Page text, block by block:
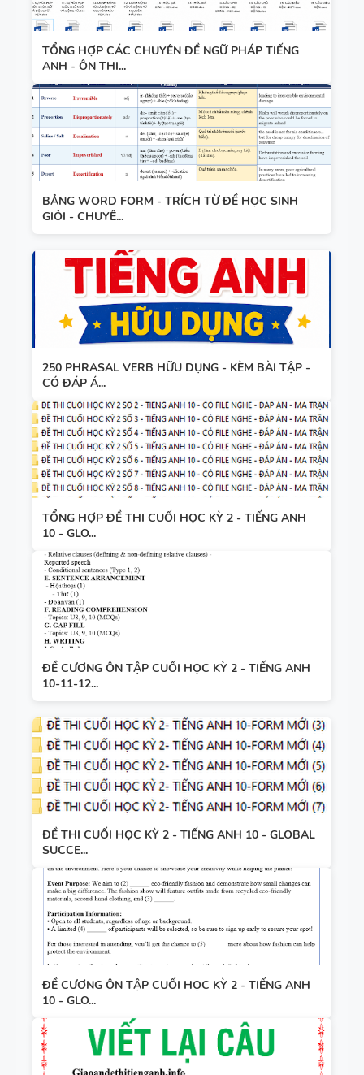
HỌC KỲ 1 -
CÓ ĐÁP ÁN
TỔNG HỢP CÁC CHUYÊN ĐỀ NGỮ PHÁP TIẾNG
ANH - ÔN THI...
BẢNG WORD FORM - TRÍCH TỪ ĐỀ HỌC SINH
GIỎI - CHUYÊ...
250 PHRASAL VERB HỮU DỤNG - KÈM BÀI TẬP -
CÓ ĐÁP Á...
TỔNG HỢP ĐỀ THI CUỐI HỌC KỲ 2 - TIẾNG ANH
10 - GLO...
ĐỀ CƯƠNG ÔN TẬP CUỐI HỌC KỲ 2 - TIẾNG ANH
10-11-12...
ĐỀ THI CUỐI HỌC KỲ 2 - TIẾNG ANH 10 - GLOBAL
SUCCE...
ĐỀ CƯƠNG ÔN TẬP CUỐI HỌC KỲ 2 - TIẾNG ANH
10 - GLO...